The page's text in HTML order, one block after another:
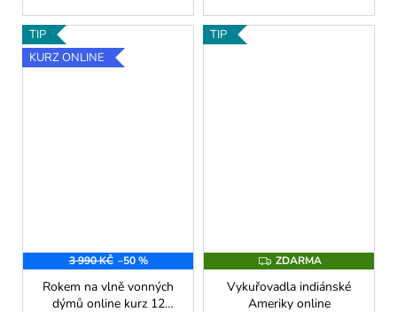
TIP
KURZ ONLINE
3 990 KČ –50 %
Rokem na vlně vonných
dýmů online kurz 12
TIP
Z
D
A
ZDARMA
Vykuřovadla indiánské
Ameriky online